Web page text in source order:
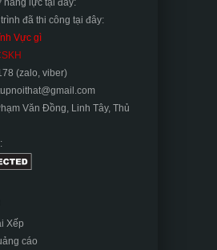
năng lực tại đây:
đã thi công tại đây:
Vực gì
(zalo, viber)
Văn Đồng, Linh Tây, Thủ
Xếp
cáo